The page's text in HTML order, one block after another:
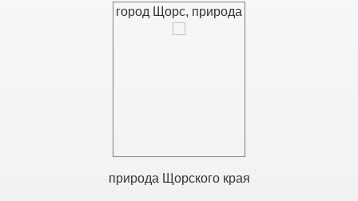
город Щорс, природа
природа Щорского края